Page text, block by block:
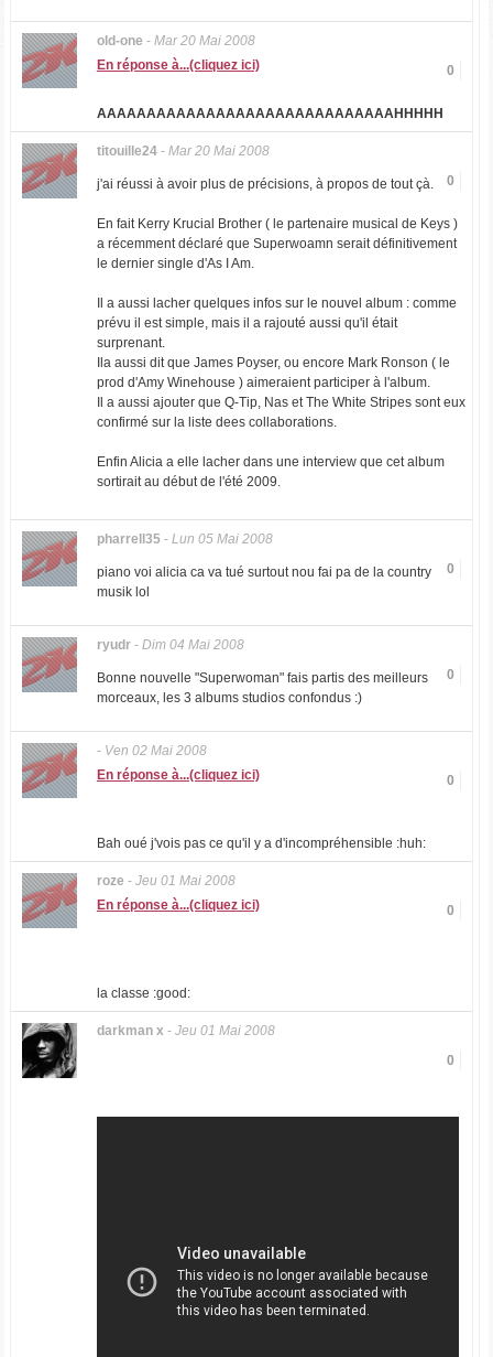
old-one - Mar 20 Mai 2008
0
En réponse à...(cliquez ici)
AAAAAAAAAAAAAAAAAAAAAAAAAAAAAAHHHHH
titouille24- Mar 20 Mai 2008
0
j'ai réussi à avoir plus de précisions, à propos de tout çà.
En fait Kerry Krucial Brother ( le partenaire musical de Keys )
a récemment déclaré que Superwoamn serait définitivement
le dernier single d'As I Am.
Il a aussi lacher quelques infos sur le nouvel album : comme
prévu il est simple, mais il a rajouté aussi qu'il était
surprenant.
Ila aussi dit que James Poyser, ou encore Mark Ronson ( le
prod d'Amy Winehouse ) aimeraient participer à l'album.
Il a aussi ajouter que Q-Tip, Nas et The White Stripes sont eux
confirmé sur la liste dees collaborations.
Enfin Alicia a elle lacher dans une interview que cet album
sortirait au début de l'été 2009.
pharrell35- Lun 05 Mai 2008
0
piano voi alicia ca va tué surtout nou fai pa de la country
musik lol
ryudr- Dim 04 Mai 2008
0
Bonne nouvelle "Superwoman" fais partis des meilleurs
morceaux, les 3 albums studios confondus :)
- Ven 02 Mai 2008
0
En réponse à...(cliquez ici)
Bah oué j'vois pas ce qu'il y a d'incompréhensible :huh:
roze - Jeu 01 Mai 2008
0
En réponse à...(cliquez ici)
la classe :good:
darkman x - Jeu 01 Mai 2008
0